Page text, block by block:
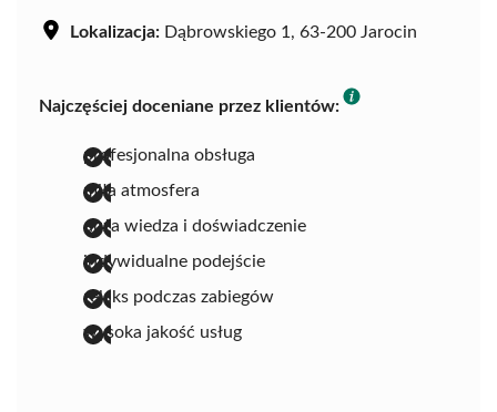
Lokalizacja: Dąbrowskiego 1, 63-200 Jarocin
Najczęściej doceniane przez klientów:
profesjonalna obsługa
miła atmosfera
duża wiedza i doświadczenie
indywidualne podejście
relaks podczas zabiegów
wysoka jakość usług